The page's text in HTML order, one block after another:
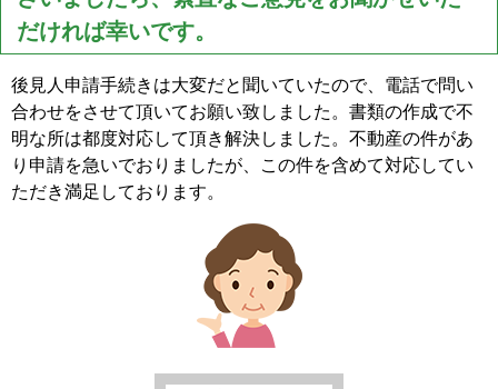
だければ幸いです。
後見人申請手続きは大変だと聞いていたので、電話で問い
合わせをさせて頂いてお願い致しました。書類の作成で不
明な所は都度対応して頂き解決しました。不動産の件があ
り申請を急いでおりましたが、この件を含めて対応してい
ただき満足しております。